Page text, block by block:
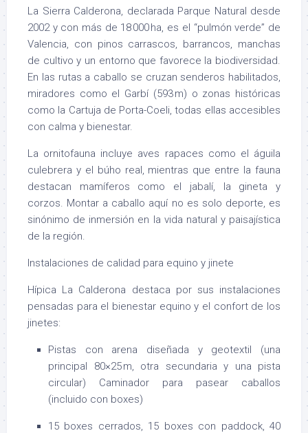
La Sierra Calderona, declarada Parque Natural desde
2002 y con más de 18 000 ha, es el “pulmón verde” de
Valencia, con pinos carrascos, barrancos, manchas
de cultivo y un entorno que favorece la biodiversidad.
En las rutas a caballo se cruzan senderos habilitados,
miradores como el Garbí (593 m) o zonas históricas
como la Cartuja de Porta-Coeli, todas ellas accesibles
con calma y bienestar.
La ornitofauna incluye aves rapaces como el águila
culebrera y el búho real, mientras que entre la fauna
destacan mamíferos como el jabalí, la gineta y
corzos. Montar a caballo aquí no es solo deporte, es
sinónimo de inmersión en la vida natural y paisajística
de la región.
Instalaciones de calidad para equino y jinete
Hípica La Calderona destaca por sus instalaciones
pensadas para el bienestar equino y el confort de los
jinetes:
Pistas con arena diseñada y geotextil (una
principal 80×25 m, otra secundaria y una pista
circular)
Caminador para pasear caballos
(incluido con boxes)
15 boxes cerrados, 15 boxes con paddock, 40